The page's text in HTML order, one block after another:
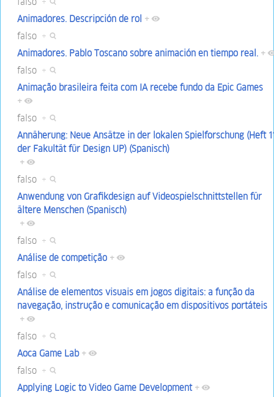
Animadores. Descripción de rol +
falso +
Animadores. Pablo Toscano sobre animación en tiempo real. +
falso +
Animação brasileira feita com IA recebe fundo da Epic Games
+
falso +
Annäherung: Neue Ansätze in der lokalen Spielforschung (Heft
der Fakultät für Design UP) (Spanisch)
+
falso +
Anwendung von Grafikdesign auf Videospielschnittstellen für
ältere Menschen (Spanisch)
+
falso +
Análise de competição +
falso +
Análise de elementos visuais em jogos digitais: a função da
navegação, instrução e comunicação em dispositivos portáteis
+
falso +
Aoca Game Lab +
falso +
Applying Logic to Video Game Development +